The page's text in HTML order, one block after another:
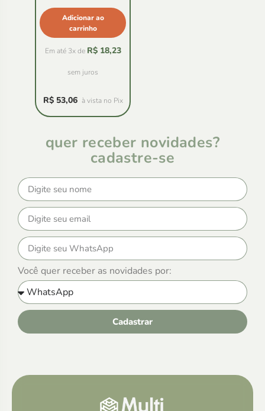
Adicionar ao
carrinho
Em até 3x de R$18,23
sem juros
R$53,06 à vista no Pix
quer receber novidades?
cadastre-se
Você quer receber as novidades por:
Cadastrar